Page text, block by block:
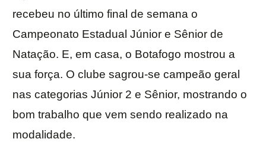
recebeu no último final de semana o
Campeonato Estadual Júnior e Sênior de
Natação. E, em casa, o Botafogo mostrou a
sua força. O clube sagrou-se campeão geral
nas categorias Júnior 2 e Sênior, mostrando o
bom trabalho que vem sendo realizado na
modalidade.